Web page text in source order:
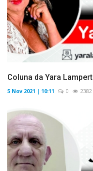
Coluna da Yara Lampert
5 Nov 2021 | 10:11 0 2382